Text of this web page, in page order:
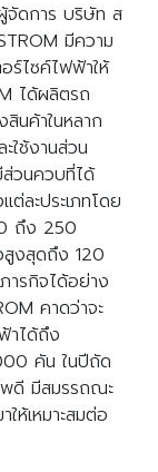
จัดการ บริษัท ส
มีความ
ร์ไซค์ไฟฟ้าให้
ได้ผลิตรถ
สินค้าในหลาก
ใช้งานส่วน
วนควบที่ได้
ต่ละประเภทโดย
ถึง 250
สูงสุดถึง 120
ารกิจได้อย่าง
คาดว่าจะ
าได้ถึง
คัน ในปีถัด
ดี มีสมรรถณะ
ห้เหมาะสมต่อ